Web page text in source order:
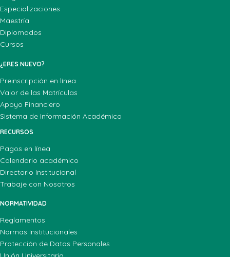
Especializaciones
Maestría
Diplomados
Cursos
¿ERES NUEVO?
Preinscripción en línea
Valor de las Matrículas
Apoyo Financiero
Sistema de Información Académico
RECURSOS
Pagos en línea
Calendario académico
Directorio Institucional
Trabaje con Nosotros
NORMATIVIDAD
Reglamentos
Normas Institucionales
Protección de Datos Personales